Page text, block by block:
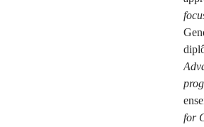
for